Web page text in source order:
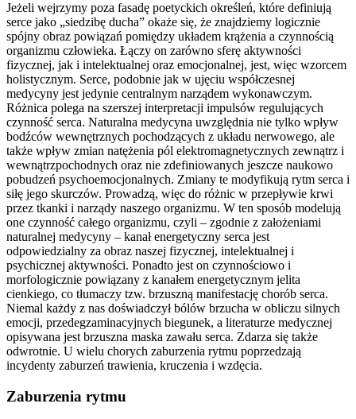
Jeżeli wejrzymy poza fasadę poetyckich określeń, które definiują
serce jako „siedzibę ducha” okaże się, że znajdziemy logicznie
spójny obraz powiązań pomiędzy układem krążenia a czynnością
organizmu człowieka. Łączy on zarówno sferę aktywności
fizycznej, jak i intelektualnej oraz emocjonalnej, jest, więc wzorcem
holistycznym. Serce, podobnie jak w ujęciu współczesnej
medycyny jest jedynie centralnym narządem wykonawczym.
Różnica polega na szerszej interpretacji impulsów regulujących
czynność serca. Naturalna medycyna uwzględnia nie tylko wpływ
bodźców wewnętrznych pochodzących z układu nerwowego, ale
także wpływ zmian natężenia pól elektromagnetycznych zewnątrz i
wewnątrzpochodnych oraz nie zdefiniowanych jeszcze naukowo
pobudzeń psychoemocjonalnych. Zmiany te modyfikują rytm serca i
siłę jego skurczów. Prowadzą, więc do różnic w przepływie krwi
przez tkanki i narządy naszego organizmu. W ten sposób modelują
one czynność całego organizmu, czyli – zgodnie z założeniami
naturalnej medycyny – kanał energetyczny serca jest
odpowiedzialny za obraz naszej fizycznej, intelektualnej i
psychicznej aktywności. Ponadto jest on czynnościowo i
morfologicznie powiązany z kanałem energetycznym jelita
cienkiego, co tłumaczy tzw. brzuszną manifestację chorób serca.
Niemal każdy z nas doświadczył bólów brzucha w obliczu silnych
emocji, przedegzaminacyjnych biegunek, a literaturze medycznej
opisywana jest brzuszna maska zawału serca. Zdarza się także
odwrotnie. U wielu chorych zaburzenia rytmu poprzedzają
incydenty zaburzeń trawienia, kruczenia i wzdęcia.
Zaburzenia rytmu